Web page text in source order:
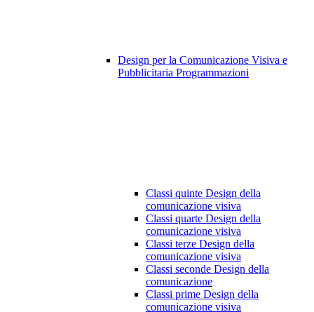
Design per la Comunicazione Visiva e
Pubblicitaria Programmazioni
Classi quinte Design della
comunicazione visiva
Classi quarte Design della
comunicazione visiva
Classi terze Design della
comunicazione visiva
Classi seconde Design della
comunicazione
Classi prime Design della
comunicazione visiva